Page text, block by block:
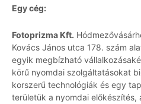
Egy cég:
Fotoprizma Kft.
Kovács János utca 178. szám
egyik megbízható
körű nyomdai szolgáltatásokat
korszerű technológiák és egy
területük a nyomdai előkészítés,